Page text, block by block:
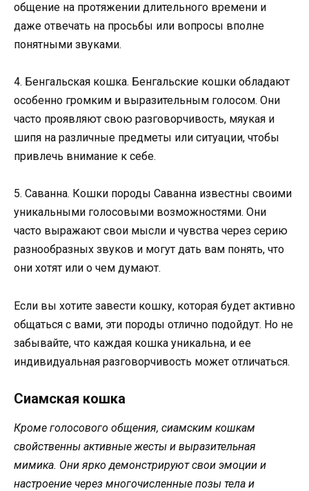
общение на протяжении длительного времени и
даже отвечать на просьбы или вопросы вполне
понятными звуками.
4. Бенгальская кошка. Бенгальские кошки обладают
особенно громким и выразительным голосом. Они
часто проявляют свою разговорчивость, мяукая и
шипя на различные предметы или ситуации, чтобы
привлечь внимание к себе.
5. Саванна. Кошки породы Саванна известны своими
уникальными голосовыми возможностями. Они
часто выражают свои мысли и чувства через серию
разнообразных звуков и могут дать вам понять, что
они хотят или о чем думают.
Если вы хотите завести кошку, которая будет активно
общаться с вами, эти породы отлично подойдут. Но не
забывайте, что каждая кошка уникальна, и ее
индивидуальная разговорчивость может отличаться.
Сиамская кошка
Кроме голосового общения, сиамским кошкам
свойственны активные жесты и выразительная
мимика. Они ярко демонстрируют свои эмоции и
настроение через многочисленные позы тела и